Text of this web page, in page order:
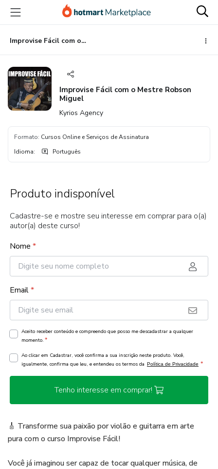
para
conteúdo
principal
para
pagamento
para
rodapé
Improvise Fácil com o Mestre Robson Miguel
Improvise Fácil com o Mestre Robson
Miguel
Kyrios Agency
Formato: Cursos Online e Serviços de Assinatura
Idioma: Português
Produto indisponível
Cadastre-se e mostre seu interesse em comprar para o(a)
autor(a) deste curso!
Nome *
Email*
Aceito receber conteúdo e compreendo que posso me descadastrar a qualquer
momento. *
Ao clicar em Cadastrar, você confirma a sua inscrição neste produto. Você,
igualmente, confirma que leu, e entendeu os termos da Política de Privacidade *
Tenho interesse em comprar!
🎸 Transforme sua paixão por violão e guitarra em arte
pura com o curso Improvise Fácil!
Você já imaginou ser capaz de tocar qualquer música, de